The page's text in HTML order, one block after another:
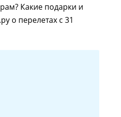
Какие подарки и
о перелетах с 31